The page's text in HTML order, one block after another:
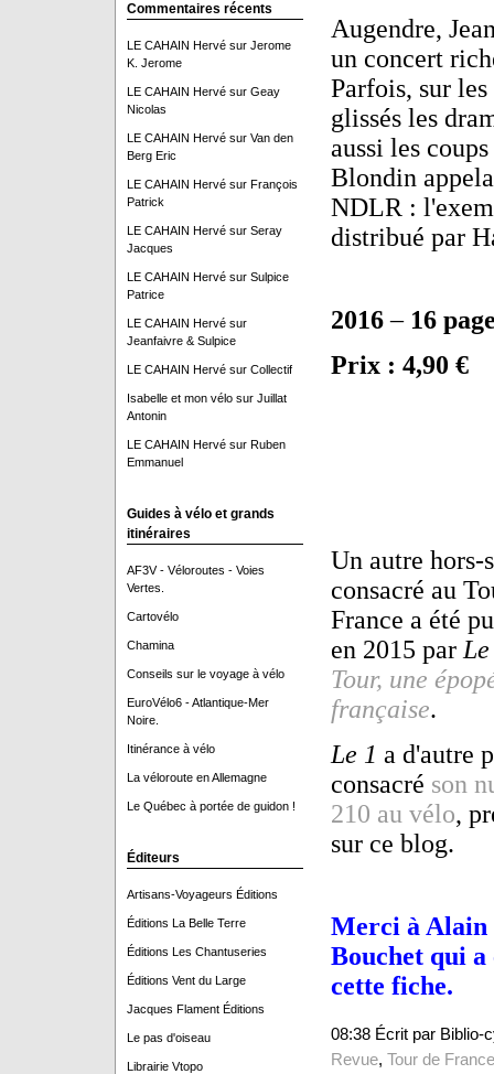
Commentaires récents
LE CAHAIN Hervésur Jerome
K. Jerome
LE CAHAIN Hervésur Geay
Nicolas
LE CAHAIN Hervésur Van den
Berg Eric
LE CAHAIN Hervésur François
Patrick
LE CAHAIN Hervésur Seray
Jacques
LE CAHAIN Hervésur Sulpice
Patrice
LE CAHAIN Hervésur
Jeanfaivre & Sulpice
LE CAHAIN Hervésur Collectif
Isabelle et mon vélosur Juillat
Antonin
LE CAHAIN Hervésur Ruben
Emmanuel
Guides à vélo et grands
itinéraires
AF3V - Véloroutes - Voies
Vertes.
Cartovélo
Chamina
Conseils sur le voyage à vélo
EuroVélo6 - Atlantique-Mer
Noire.
Itinérance à vélo
La véloroute en Allemagne
Le Québec à portée de guidon !
Éditeurs
Artisans-Voyageurs Éditions
Éditions La Belle Terre
Éditions Les Chantuseries
Éditions Vent du Large
Jacques Flament Éditions
Le pas d'oiseau
Librairie Vtopo
Augendre,
un concert
Parfois, sur les
glissés les
aussi les
Blondin
NDLR :
distribué par
2016– 16
Prix : 4,90 €
Un autre hors-
consacré au
France a été
en 2015 par
Tour, une
française.
Le 1 a d'autre
consacré son
210 au vélo,
sur ce blog.
Merci à Alain
Bouchet qui
cette fiche.
08:38 Écrit par Biblio-
Revue, Tour de